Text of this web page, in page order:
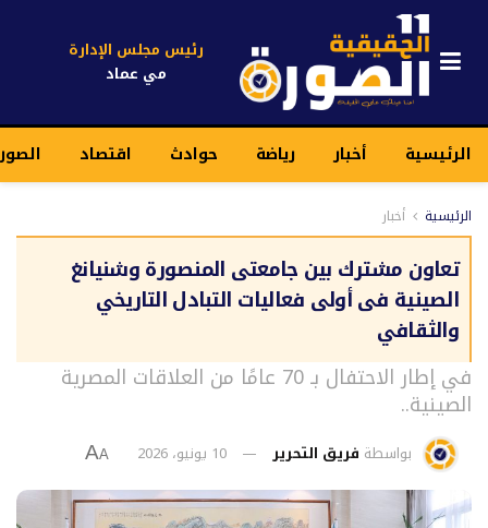
رئيس مجلس الإدارة
مي عماد
الرئيسية أخبار رياضة حوادث اقتصاد
الرئيسية أخبار
تعاون مشترك بين جامعتى المنصورة وشنيانغ
الصينية فى أولى فعاليات التبادل التاريخي
والثقافي
في إطار الاحتفال بـ 70 عامًا من العلاقات المصرية
الصينية..
بواسطة فريق التحرير 10 يونيو، 2026 A
A